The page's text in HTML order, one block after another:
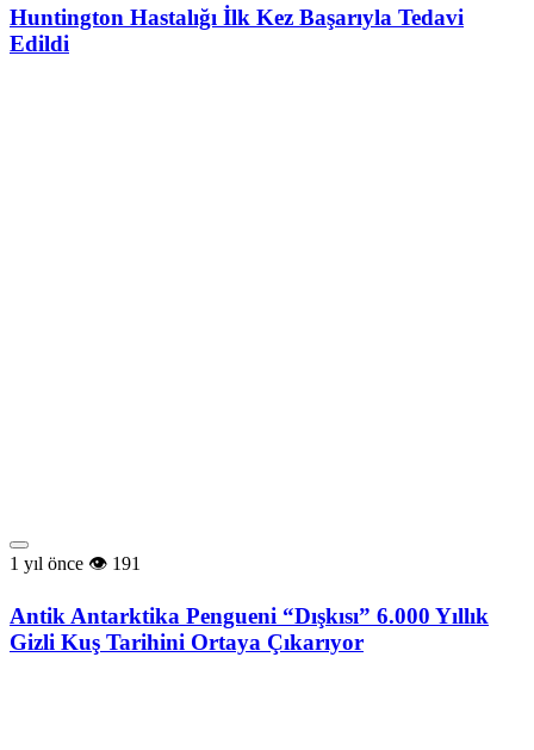
Huntington Hastalığı İlk Kez Başarıyla Tedavi
Edildi
1 yıl önce 191
Antik Antarktika Pengueni “Dışkısı” 6.000 Yıllık
Gizli Kuş Tarihini Ortaya Çıkarıyor